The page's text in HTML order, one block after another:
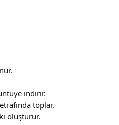
indirir.
toplar.
oluşturur.